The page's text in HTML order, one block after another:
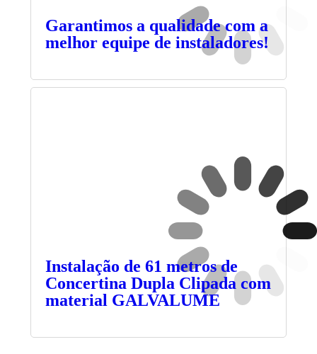
Garantimos a qualidade com a
melhor equipe de instaladores!
Instalação de 61 metros de
Concertina Dupla Clipada com
material GALVALUME